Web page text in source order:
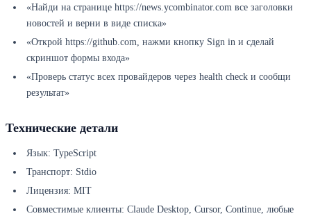
«Найди на странице https://news.ycombinator.com все заголовки
новостей и верни в виде списка»
«Открой https://github.com, нажми кнопку Sign in и сделай
скриншот формы входа»
«Проверь статус всех провайдеров через health check и сообщи
результат»
Технические детали
Язык: TypeScript
Транспорт: Stdio
Лицензия: MIT
Совместимые клиенты: Claude Desktop, Cursor, Continue, любые